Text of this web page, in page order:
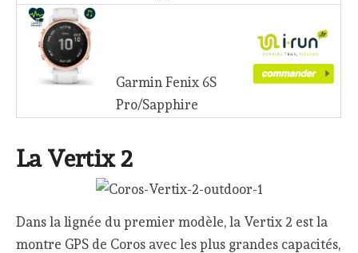
Garmin Fenix 6S
Pro/Sapphire
La Vertix 2
Dans la lignée du premier modèle, la Vertix 2 est la
montre GPS de Coros avec les plus grandes capacités,